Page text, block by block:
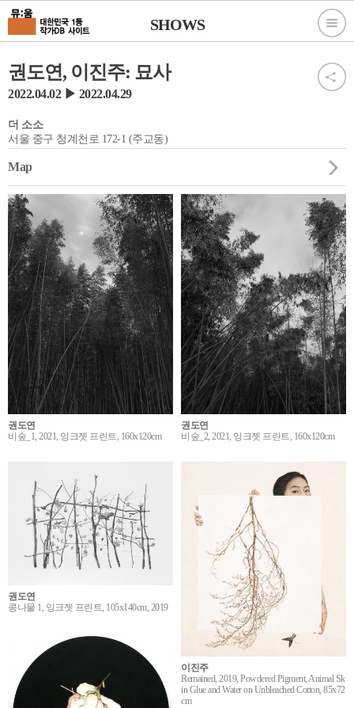
SHOWS
권도연, 이진주: 묘사
2022.04.02 ▶ 2022.04.29
더 소소
서울 중구 청계천로 172-1 (주교동)
Map
권도연
비숲_1, 2021, 잉크젯 프린트, 160x120cm
권도연
비숲_2, 2021, 잉크젯 프린트, 160x120cm
권도연
콩나물 1, 잉크젯 프린트, 105x140cm, 2019
이진주
Remained, 2019, Powdered Pigment, Animal Sk
in Glue and Water on Unbleached Cotton, 85x72
cm